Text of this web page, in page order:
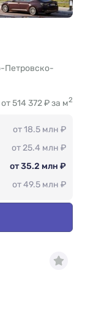
Петровско-
от 514 372 ₽ за м2
от 18.5 млн ₽
от 25.4 млн ₽
от 35.2 млн ₽
от 49.5 млн ₽